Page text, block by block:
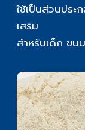
ใช้เป็นส่วนประ
เสริม
สำหรับเด็ก ขน